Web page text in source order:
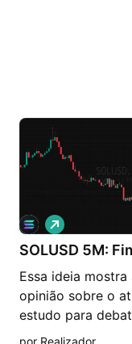
SOLUSD 5M:
Essa ideia mostra
opinião sobre o
estudo para
ser usado como
V
i
é
d
e
a
l
por Realizador